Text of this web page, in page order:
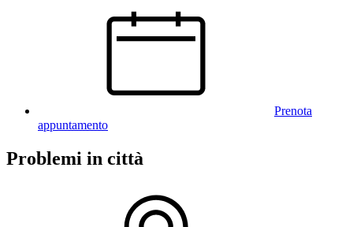
Prenota
appuntamento
Problemi in città